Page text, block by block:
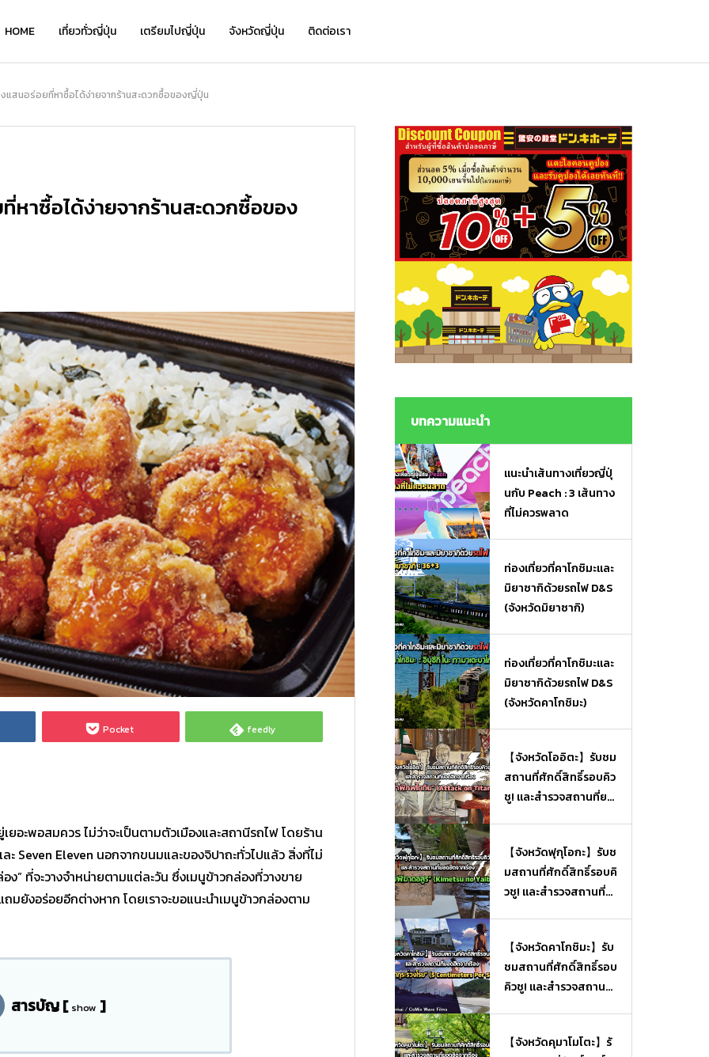
HOME เที่ยวทั่วญี่ปุ่น เตรียมไปญี่ปุ่น จังหวัดญี่ปุ่น ติดต่อเรา
Kyo Chirimen จาก Kyoryori Sakurai
— เครื่องเคียงสไตล์เกียวโต รสละมุน กล
มกล่อม กินได้ทุกวันไม่เบื่อ
2026.01.28
“อาหารเกียวโต ซากุราอิ ปลาทูน่าต้มสไต
ล์อาริมะ (Hon Maguro Arima Ni)” — ข
องกินญี่ปุ่นรสละมุน เปิดปุ๊บกินได้ เหมาะทั้
งมื้อเร่งด่วนและของฝาก
2026.01.28
ย้อนเวลาชมเสน่ห์คลาสสิกที่ “โกดังอิฐแ
ดงคาเนโมริ” แนะนำจุดเด่น โรงแรมเด็ด แ
ละที่เที่ยวเดินชิลได้ทั้งวัน!
2026.08.05
สัมผัสความงดงามระดับโลก ปักหมุดเที่ย
ว “ภูเขาฮาโกดาเตะ” พร้อมที่พักและจุดเช็
กอินห้ามพลาด!
2026.08.03
Kyo Chirimen จาก Kyoryori Sakurai
— เครื่องเคียงสไตล์เกียวโต รสละมุน กล
มกล่อม กินได้ทุกวันไม่เบื่อ
2026.01.28
“อาหารเกียวโต ซากุราอิ ปลาทูน่าต้มสไต
ล์อาริมะ (Hon Maguro Arima Ni)” — ข
องกินญี่ปุ่นรสละมุน เปิดปุ๊บกินได้ เหมาะทั้
งมื้อเร่งด่วนและของฝาก
2026.01.28
งแสนอร่อยที่หาซื้อได้ง่ายจากร้านสะดวกซื้อของญี่ปุ่น
หาซื้อได้ง่ายจากร้านสะดวกซื้อของ
Pocket feedly
อะพอสมควร ไม่ว่าจะเป็นตามตัวเมืองและสถานีรถไฟ โดยร้าน
Seven Eleven นอกจากขนมและของจิปาถะทั่วไปแล้ว สิ่งที่ไม่
” ที่จะวางจำหน่ายตามแต่ละวัน ซึ่งเมนูข้าวกล่องที่วางขาย
ยังอร่อยอีกต่างหาก โดยเราจะขอแนะนำเมนูข้าวกล่องตาม
สารบัญ[ show ]
บทความแนะนำ
แนะนำเส้นทางเที่ยวญี่ปุ่
นกับ Peach : 3 เส้นทาง
ที่ไม่ควรพลาด
ท่องเที่ยวที่คาโกชิมะและ
มิยาซากิด้วยรถไฟ D&S
(จังหวัดมิยาซากิ)
ท่องเที่ยวที่คาโกชิมะและ
มิยาซากิด้วยรถไฟ D&S
(จังหวัดคาโกชิมะ)
【จังหวัดโออิตะ】รับชม
สถานที่ศักดิ์สิทธิ์รอบคิว
ชู! และสำรวจสถานที่ยอ
n)【จังหวัดฟุกุโอกะ】รับช
มสถานที่ศักดิ์สิทธิ์รอบคิ
วชู! และสำรวจสถานที่ย
Yaiba)
【จังหวัดคาโกชิมะ】รับ
ชมสถานที่ศักดิ์สิทธิ์รอบ
คิวชู! และสำรวจสถานที่
meters Per Second)
【จังหวัดคุมาโมโตะ】รั